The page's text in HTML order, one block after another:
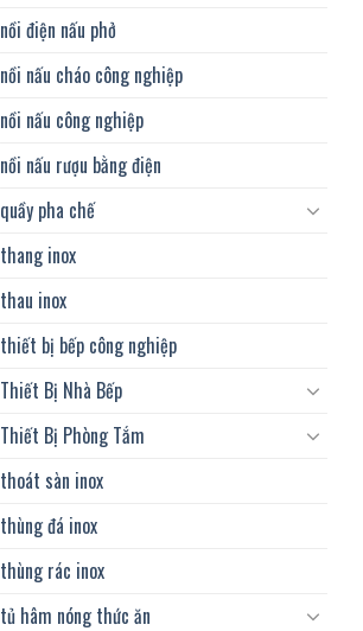
nồi điện nấu phở
nồi nấu cháo công nghiệp
nồi nấu công nghiệp
nồi nấu rượu bằng điện
quầy pha chế
thang inox
thau inox
thiết bị bếp công nghiệp
Thiết Bị Nhà Bếp
Thiết Bị Phòng Tắm
thoát sàn inox
thùng đá inox
thùng rác inox
tủ hâm nóng thức ăn